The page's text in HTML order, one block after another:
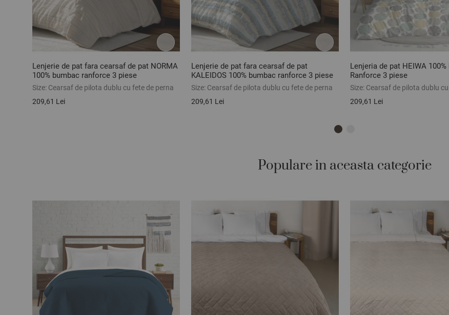
Lenjerie de pat fara cearsaf de pat NORMA
100% bumbac ranforce 3 piese
Size: Cearsaf de pilota dublu cu fete de perna
209,61 Lei
Lenjerie de pat fara cearsaf de pat
KALEIDOS 100% bumbac ranforce 3 piese
Size: Cearsaf de pilota dublu cu fete de perna
209,61 Lei
Lenjeria de pat HEIWA 100%
Ranforce 3 piese
Size: Cearsaf de pilota dublu
209,61 Lei
Populare in aceasta categorie